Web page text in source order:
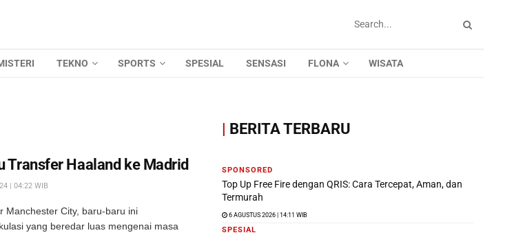
TEKNO SPORTS SPESIAL SENSASI FLONA WISATA
Transfer Haaland ke Madrid
| 04:22 WIB
Manchester City, baru-baru ini
yang beredar luas mengenai masa
| BERITA TERBARU
SPONSORED
Top Up Free Fire dengan QRIS: Cara Tercepat, Aman, dan
Termurah
6 AGUSTUS 2026 | 14:11 WIB
SPESIAL